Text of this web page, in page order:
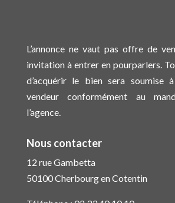
L’annonce ne vaut pas offre de
invitation à entrer en pourparlers.
d’acquérir le bien sera soumise
vendeur conformément au
l’agence.
Nous contacter
12 rue Gambetta
50100 Cherbourg en Cotentin